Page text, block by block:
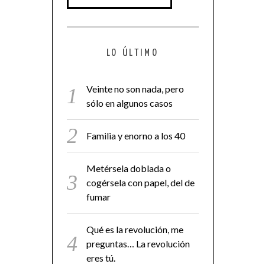
LO ÚLTIMO
Veinte no son nada, pero
sólo en algunos casos
Familia y enorno a los 40
Metérsela doblada o
cogérsela con papel, del de
fumar
Qué es la revolución, me
preguntas… La revolución
eres tú.